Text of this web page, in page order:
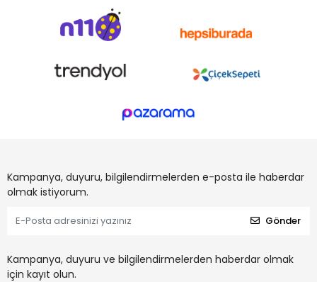
Kampanya, duyuru, bilgilendirmelerden e-posta ile haberdar
olmak istiyorum.
Gönder
Kampanya, duyuru ve bilgilendirmelerden haberdar olmak
için kayıt olun.